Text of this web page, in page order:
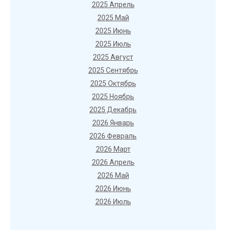
2025 Апрель
2025 Май
2025 Июнь
2025 Июль
2025 Август
2025 Сентябрь
2025 Октябрь
2025 Ноябрь
2025 Декабрь
2026 Январь
2026 Февраль
2026 Март
2026 Апрель
2026 Май
2026 Июнь
2026 Июль